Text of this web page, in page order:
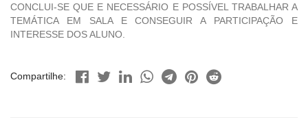
CONCLUI-SE QUE E NECESSÁRIO E POSSÍVEL TRABALHAR A
TEMÁTICA EM SALA E CONSEGUIR A PARTICIPAÇÃO E
INTERESSE DOS ALUNO.
Compartilhe: